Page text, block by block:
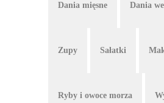
Dania mięsne Dania
Zupy Sałatki
Ryby i owoce morza